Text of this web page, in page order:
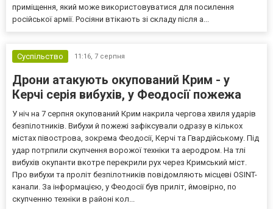
приміщення, який може використовуватися для посилення
російської армії. Росіяни втікають зі складу після а...
Суспільство 11:16, 7 серпня
Дрони атакують окупований Крим - у
Керчі серія вибухів, у Феодосії пожежа
У ніч на 7 серпня окупований Крим накрила чергова хвиля ударів
безпілотників. Вибухи й пожежі зафіксували одразу в кількох
містах півострова, зокрема Феодосії, Керчі та Гвардійському. Під
удар потрпили скупчення ворожої техніки та аеродром. На тлі
вибухів окупанти вкотре перекрили рух через Кримський міст.
Про вибухи та проліт безпілотників повідомляють місцеві OSINT-
канали. За інформацією, у Феодосії був приліт, ймовірно, по
скупченню техніки в районі кол...